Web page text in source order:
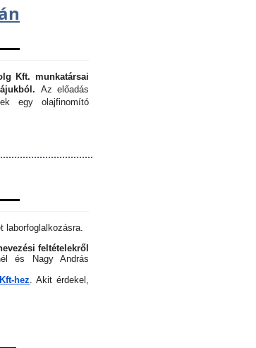
Kft. munkatársai
Az előadás
egy olajfinomító
laborfoglalkozásra.
feltételekről
és Nagy András
hez. Akit érdekel,